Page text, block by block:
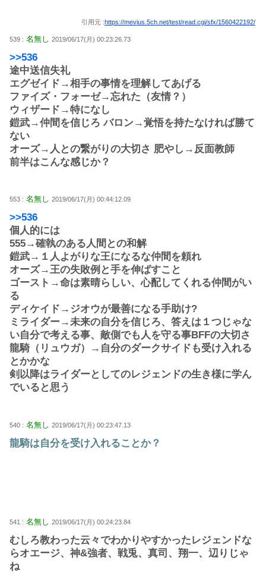
引用元 :https://mevius.5ch.net/test/read.cgi/sfx/1560422192/
539 : 名無し 2019/06/17(月) 00:23:26.73
>>536
途中送信失礼
エグゼイド→相手の事情を理解してあげる
ファイズ・フォーゼ→忘れた（友情？）
ウィザード→特になし
鎧武→仲間を信じろ バロン→覚悟を持たなければ勝て
ない
オーズ→人との繋がりの大切さ 肥やし→反面教師
前半はこんな感じか？
553 : 名無し 2019/06/17(月) 00:44:12.09
>>536
個人的には
555→確執のある人間との和解
鎧武→１人よがりな王になるな仲間を頼れ
オーズ→王の失敗例と手を伸ばすこと
ゴースト→命は素晴らしい、心配してくれる仲間がい
る
ディケイド→ジオウが最善になる手助け?
ミライダー→未来の自分を信じろ、答えは１つじゃな
い自分で考える事、敵側でも人を守る事BFFの大切さ
龍騎（リュウガ）→自分のダークサイドも受け入れる
とかかな
剣以降はライダーとしてのレジェンドの生き様に学ん
でいると思う
540 : 名無し 2019/06/17(月) 00:23:47.13
龍騎は自分を受け入れることか？
541 : 名無し 2019/06/17(月) 00:24:23.84
むしろ教わった云々でわかりやすかったレジェンドな
らオエージ、神&強者、戦兎、真司、翔一、辺りじゃ
ね